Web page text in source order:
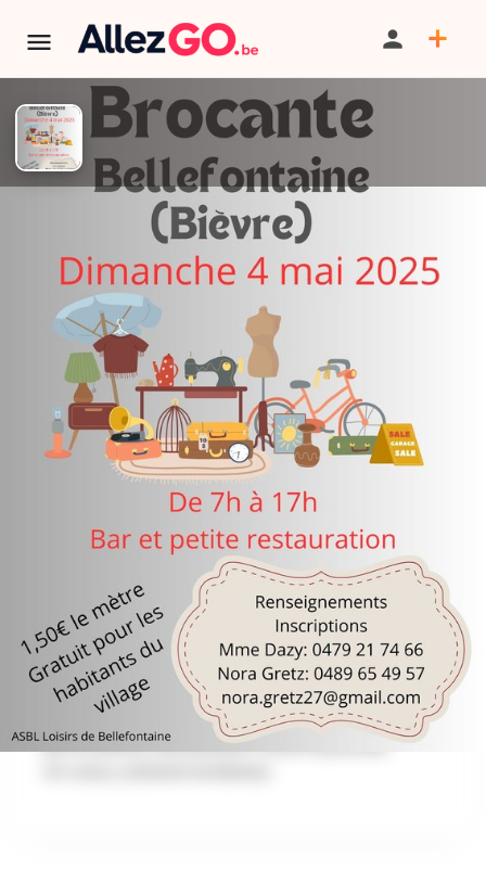
Cet événement est terminé. Retrouver d'autres
événements similaires ci-dessous ou dans notre annuaire.
belle brocante de
Bellefontaine à Bièvre
PARTAGER ITINÉRAIRE
AU PROGRAMME
Brocante à Bellefontaine (Bièvre)
C'est le moment de faire un petit tri dans votre
maison, garage, grenier et venir les vendre et
leur donner une deuxième vie..
NO Food !
Quand? Le 4 Mai
Bar et petite restauration toute la journée.